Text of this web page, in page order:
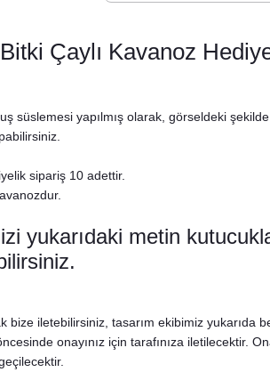
Çaylı Kavanoz
yapılmış olarak, görseldeki
sipariş 10 adettir.
yukarıdaki metin
iletebilirsiniz, tasarım ekibimiz yukarıda
onayınız için tarafınıza iletilecektir.